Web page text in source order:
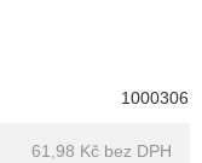
1000306
61,98 Kč bez DPH